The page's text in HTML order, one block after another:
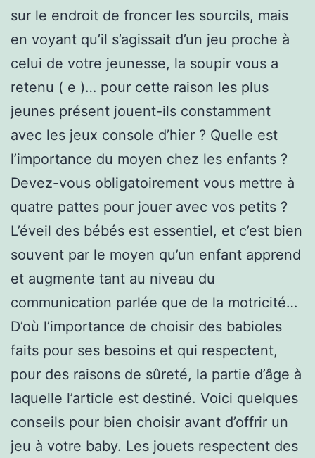
sur le endroit de froncer les sourcils, mais
en voyant qu’il s’agissait d’un jeu proche à
celui de votre jeunesse, la soupir vous a
retenu ( e )… pour cette raison les plus
jeunes présent jouent-ils constamment
avec les jeux console d’hier ? Quelle est
l’importance du moyen chez les enfants ?
Devez-vous obligatoirement vous mettre à
quatre pattes pour jouer avec vos petits ?
L’éveil des bébés est essentiel, et c’est bien
souvent par le moyen qu’un enfant apprend
et augmente tant au niveau du
communication parlée que de la motricité…
D’où l’importance de choisir des babioles
faits pour ses besoins et qui respectent,
pour des raisons de sûreté, la partie d’âge à
laquelle l’article est destiné. Voici quelques
conseils pour bien choisir avant d’offrir un
jeu à votre baby. Les jouets respectent des